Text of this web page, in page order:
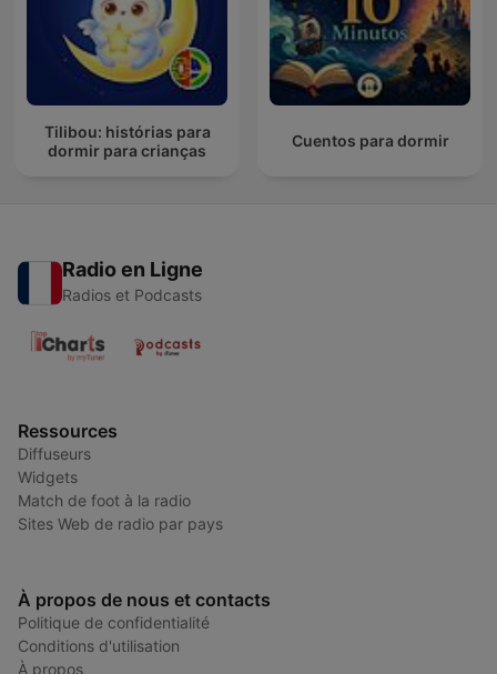
Tilibou: histórias para
dormir para crianças
Cuentos para dormir
Radio en Ligne
Radios et Podcasts
Ressources
Diffuseurs
Widgets
Match de foot à la radio
Sites Web de radio par pays
À propos de nous et contacts
Politique de confidentialité
Conditions d'utilisation
À propos